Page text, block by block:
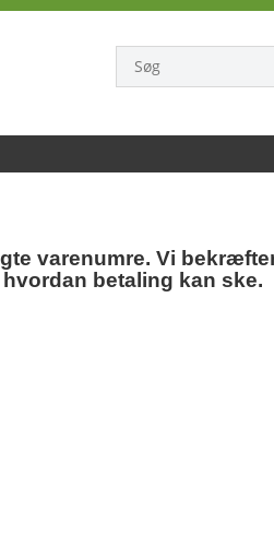
varenumre. Vi
betaling kan ske.